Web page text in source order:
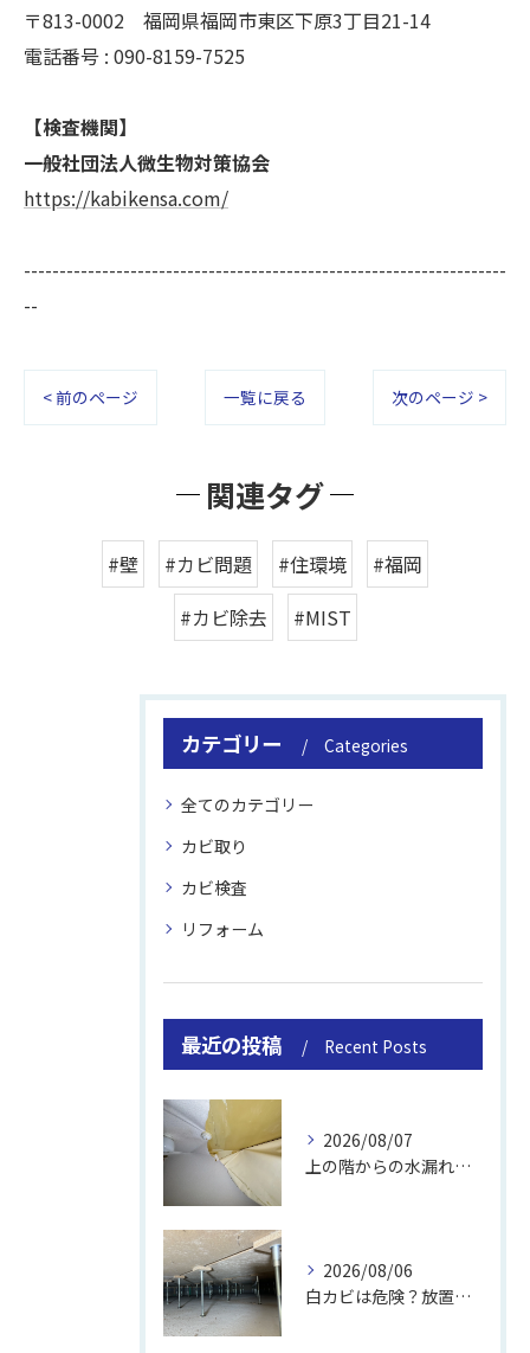
〒813-0002 福岡県福岡市東区下原3丁目21-14
電話番号 : 090-8159-7525
【検査機関】
一般社団法人微生物対策協会
https://kabikensa.com/
--------------------------------------------------------------------
--
< 前のページ 一覧に戻る 次のページ >
関連タグ
#壁 #カビ問題 #住環境
#福岡
#カビ除去
#MIST
カテゴリー Categories
全てのカテゴリー
カビ取り
カビ検査
リフォーム
最近の投稿 Recent Posts
2026/08/07
上の階からの水漏れでカビ｜対処法と業者
2026/08/06
白カビは危険？放置のリスクと取り方